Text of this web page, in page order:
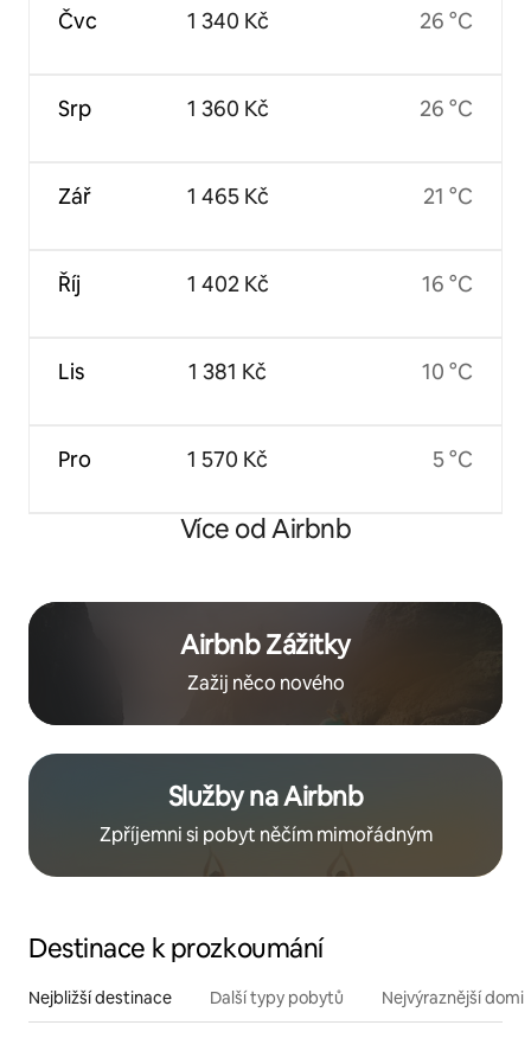
Čvc
Srp
Zář
Říj
Lis
Pro
1 340 Kč
1 360 Kč
1 465 Kč
1 402 Kč
1 381 Kč
1 570 Kč
26 °C
26 °C
21 °C
16 °C
10 °C
5 °C
Více od Airbnb
Airbnb Zážitky
Zažij něco nového
Služby na Airbnb
Zpříjemni si pobyt něčím mimořádným
Destinace k prozkoumání
Nejbližší destinace Další typy pobytů Nejvýraznější